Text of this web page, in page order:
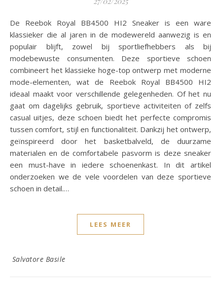
De Reebok Royal BB4500 HI2 Sneaker is een ware
klassieker die al jaren in de modewereld aanwezig is en
populair blijft, zowel bij sportliefhebbers als bij
modebewuste consumenten. Deze sportieve schoen
combineert het klassieke hoge-top ontwerp met moderne
mode-elementen, wat de Reebok Royal BB4500 HI2
ideaal maakt voor verschillende gelegenheden. Of het nu
gaat om dagelijks gebruik, sportieve activiteiten of zelfs
casual uitjes, deze schoen biedt het perfecte compromis
tussen comfort, stijl en functionaliteit. Dankzij het ontwerp,
geïnspireerd door het basketbalveld, de duurzame
materialen en de comfortabele pasvorm is deze sneaker
een must-have in iedere schoenenkast. In dit artikel
onderzoeken we de vele voordelen van deze sportieve
schoen in detail.…
LEES MEER
Salvatore Basile